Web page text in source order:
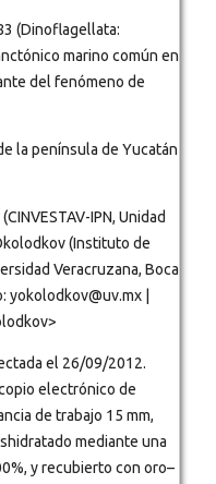
(Dinoflagellata:
marino común en
del fenómeno de
la península de Yucatán
IPN, Unidad
(Instituto de
Veracruzana, Boca
yokolodkov@uv.mx |
el 26/09/2012.
electrónico de
de trabajo 15 mm,
mediante una
y recubierto con oro–